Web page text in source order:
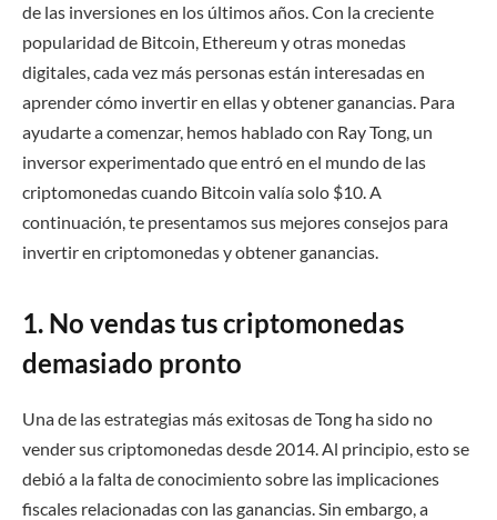
de las inversiones en los últimos años. Con la creciente
popularidad de Bitcoin, Ethereum y otras monedas
digitales, cada vez más personas están interesadas en
aprender cómo invertir en ellas y obtener ganancias. Para
ayudarte a comenzar, hemos hablado con Ray Tong, un
inversor experimentado que entró en el mundo de las
criptomonedas cuando Bitcoin valía solo $10. A
continuación, te presentamos sus mejores consejos para
invertir en criptomonedas y obtener ganancias.
1. No vendas tus criptomonedas
demasiado pronto
Una de las estrategias más exitosas de Tong ha sido no
vender sus criptomonedas desde 2014. Al principio, esto se
debió a la falta de conocimiento sobre las implicaciones
fiscales relacionadas con las ganancias. Sin embargo, a